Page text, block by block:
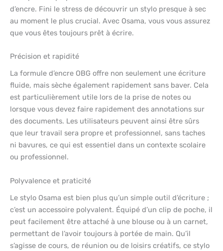
d’encre. Fini le stress de découvrir un stylo presque à sec
au moment le plus crucial. Avec Osama, vous vous assurez
que vous êtes toujours prêt à écrire.
Précision et rapidité
La formule d’encre OBG offre non seulement une écriture
fluide, mais sèche également rapidement sans baver. Cela
est particulièrement utile lors de la prise de notes ou
lorsque vous devez faire rapidement des annotations sur
des documents. Les utilisateurs peuvent ainsi être sûrs
que leur travail sera propre et professionnel, sans taches
ni bavures, ce qui est essentiel dans un contexte scolaire
ou professionnel.
Polyvalence et praticité
Le stylo Osama est bien plus qu’un simple outil d’écriture ;
c’est un accessoire polyvalent. Équipé d’un clip de poche, il
peut facilement être attaché à une blouse ou à un carnet,
permettant de l’avoir toujours à portée de main. Qu’il
s’agisse de cours, de réunion ou de loisirs créatifs, ce stylo